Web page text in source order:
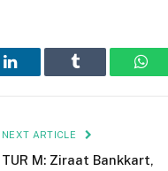
LinkedIn Tumblr
NEXT ARTICLE
TUR M: Ziraat Bankkart,